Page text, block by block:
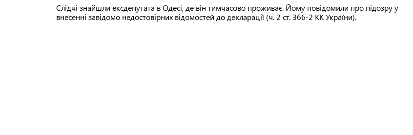
Слідчі знайшли ексдепутата в Одесі, де він тимчасово проживає. Йому повідомили про підозру у
внесенні завідомо недостовірних відомостей до декларації (ч. 2 ст. 366‑2 КК України).